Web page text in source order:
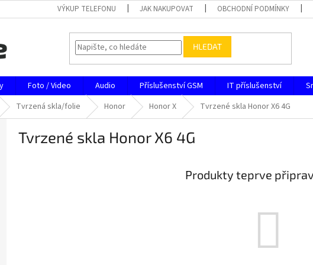
VÝKUP TELEFONU JAK NAKUPOVAT OBCHODNÍ PODMÍNKY
HLEDAT
Foto / Video Audio Příslušenství GSM IT příslušenství
Tvrzená skla/folie Honor Honor X Tvrzené skla Honor X6 4G
Tvrzené skla Honor X6 4G
Produkty teprve